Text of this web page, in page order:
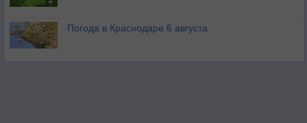
Погода в Краснодаре 6 августа